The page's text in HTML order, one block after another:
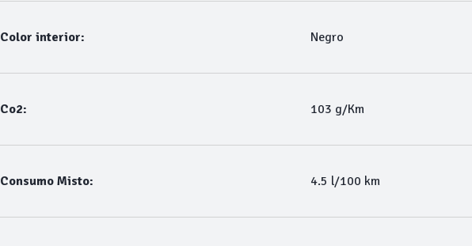
Color interior: Negro
Co2: 103 g/Km
Consumo Misto: 4.5 l/100 km